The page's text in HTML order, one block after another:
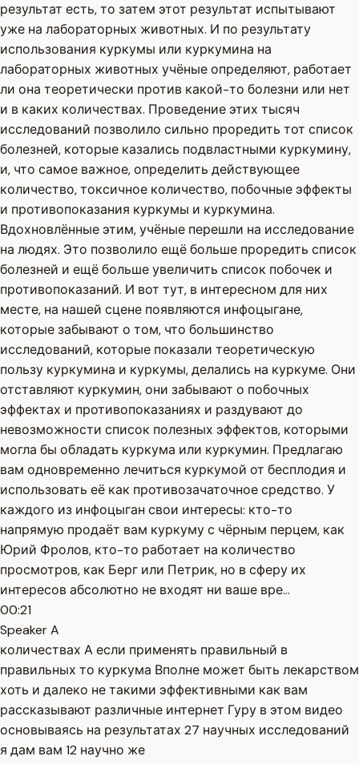
результат есть, то затем этот результат испытывают
уже на лабораторных животных. И по результату
использования куркумы или куркумина на
лабораторных животных учёные определяют, работает
ли она теоретически против какой-то болезни или нет
и в каких количествах. Проведение этих тысяч
исследований позволило сильно проредить тот список
болезней, которые казались подвластными куркумину,
и, что самое важное, определить действующее
количество, токсичное количество, побочные эффекты
и противопоказания куркумы и куркумина.
Вдохновлённые этим, учёные перешли на исследование
на людях. Это позволило ещё больше проредить список
болезней и ещё больше увеличить список побочек и
противопоказаний. И вот тут, в интересном для них
месте, на нашей сцене появляются инфоцыгане,
которые забывают о том, что большинство
исследований, которые показали теоретическую
пользу куркумина и куркумы, делались на куркуме. Они
отставляют куркумин, они забывают о побочных
эффектах и противопоказаниях и раздувают до
невозможности список полезных эффектов, которыми
могла бы обладать куркума или куркумин. Предлагаю
вам одновременно лечиться куркумой от бесплодия и
использовать её как противозачаточное средство. У
каждого из инфоцыган свои интересы: кто-то
напрямую продаёт вам куркуму с чёрным перцем, как
Юрий Фролов, кто-то работает на количество
просмотров, как Берг или Петрик, но в сферу их
интересов абсолютно не входят ни ваше вре...
00:21
Speaker A
количествах А если применять правильный в
правильных то куркума Вполне может быть лекарством
хоть и далеко не такими эффективными как вам
рассказывают различные интернет Гуру в этом видео
основываясь на результатах 27 научных исследований
я дам вам 12 научно же